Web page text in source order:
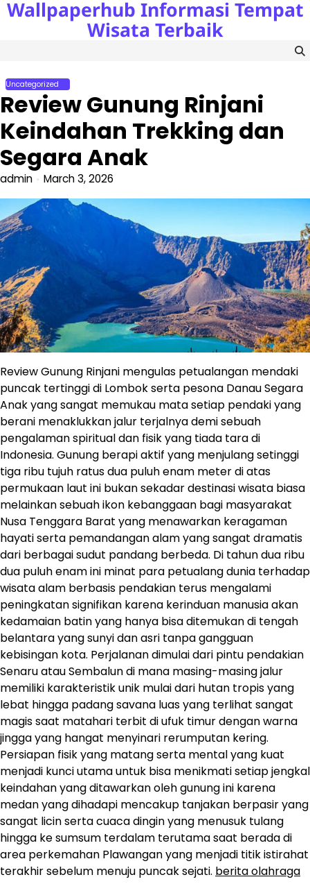
Skip
Wallpaperhub Informasi Tempat
Wisata Terbaik
Uncategorized
Review Gunung Rinjani
Keindahan Trekking dan
Segara Anak
admin March 3, 2026
Review Gunung Rinjani mengulas petualangan mendaki
puncak tertinggi di Lombok serta pesona Danau Segara
Anak yang sangat memukau mata setiap pendaki yang
berani menaklukkan jalur terjalnya demi sebuah
pengalaman spiritual dan fisik yang tiada tara di
Indonesia. Gunung berapi aktif yang menjulang setinggi
tiga ribu tujuh ratus dua puluh enam meter di atas
permukaan laut ini bukan sekadar destinasi wisata biasa
melainkan sebuah ikon kebanggaan bagi masyarakat
Nusa Tenggara Barat yang menawarkan keragaman
hayati serta pemandangan alam yang sangat dramatis
dari berbagai sudut pandang berbeda. Di tahun dua ribu
dua puluh enam ini minat para petualang dunia terhadap
wisata alam berbasis pendakian terus mengalami
peningkatan signifikan karena kerinduan manusia akan
kedamaian batin yang hanya bisa ditemukan di tengah
belantara yang sunyi dan asri tanpa gangguan
kebisingan kota. Perjalanan dimulai dari pintu pendakian
Senaru atau Sembalun di mana masing-masing jalur
memiliki karakteristik unik mulai dari hutan tropis yang
lebat hingga padang savana luas yang terlihat sangat
magis saat matahari terbit di ufuk timur dengan warna
jingga yang hangat menyinari rerumputan kering.
Persiapan fisik yang matang serta mental yang kuat
menjadi kunci utama untuk bisa menikmati setiap jengkal
keindahan yang ditawarkan oleh gunung ini karena
medan yang dihadapi mencakup tanjakan berpasir yang
sangat licin serta cuaca dingin yang menusuk tulang
hingga ke sumsum terdalam terutama saat berada di
area perkemahan Plawangan yang menjadi titik istirahat
terakhir sebelum menuju puncak sejati. berita olahraga